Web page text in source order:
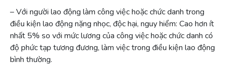
– Với người lao động làm công việc hoặc chức danh trong
điều kiện lao động nặng nhọc, độc hại, nguy hiểm: Cao hơn ít
nhất 5% so với mức lương của công việc hoặc chức danh có
độ phức tạp tương đương, làm việc trong điều kiện lao động
bình thường.